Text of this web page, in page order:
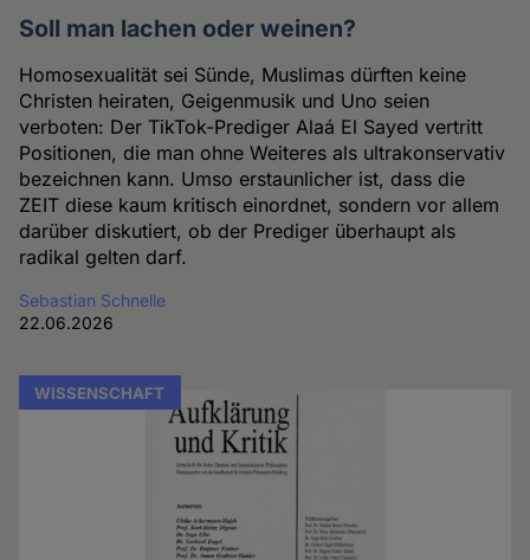
Soll man lachen oder weinen?
Homosexualität sei Sünde, Muslimas dürften keine
Christen heiraten, Geigenmusik und Uno seien
verboten: Der TikTok-Prediger Alaá El Sayed vertritt
Positionen, die man ohne Weiteres als ultrakonservativ
bezeichnen kann. Umso erstaunlicher ist, dass die
ZEIT diese kaum kritisch einordnet, sondern vor allem
darüber diskutiert, ob der Prediger überhaupt als
radikal gelten darf.
Sebastian Schnelle
22.06.2026
WISSENSCHAFT